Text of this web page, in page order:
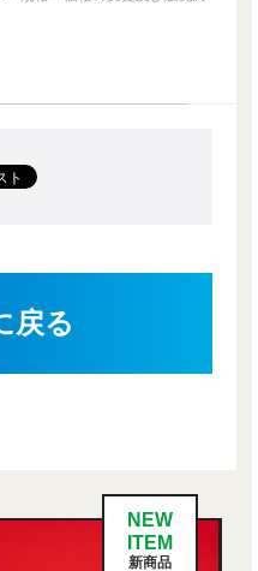
戻る
NEW
ITEM
新商品